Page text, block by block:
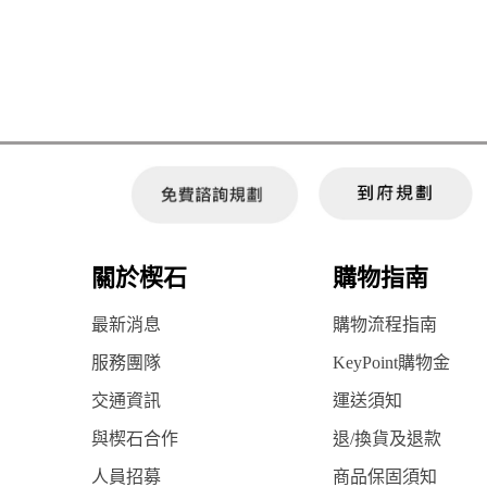
關於楔石 購物指南
最新消息 購物流程指南
服務團隊 KeyPoint購物金
交通資訊 運送須知
與楔石合作 退/換貨及退款
人員招募 商品保固須知